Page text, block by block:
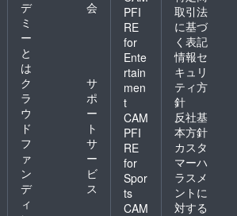
能性も
あるこ
とをご
了承く
ださ
７．食
事券は
３００
円単位
で送ら
せてい
ただき
ます。
おつり
は発生
致しま
デ
ミ
ー
と
は
会
ク
ラ
ウ
ド
フ
ァ
ン
デ
ィ
サ
ポ
ー
ト
サ
ー
ビ
ス
PFI
RE
for
Ente
rtain
men
t
CAM
PFI
RE
for
Spor
ts
CAM
取引法
に基づ
く表記
情報セ
キュリ
ティ方
針
反社基
本方針
カスタ
マーハ
ラスメ
ントに
対する